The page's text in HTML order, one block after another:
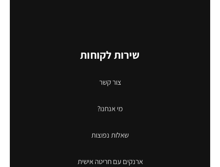
שירות לקוחות
צור קשר
מי אנחנו?
שאלות נפוצות
ארנקים עם חריטה אישית